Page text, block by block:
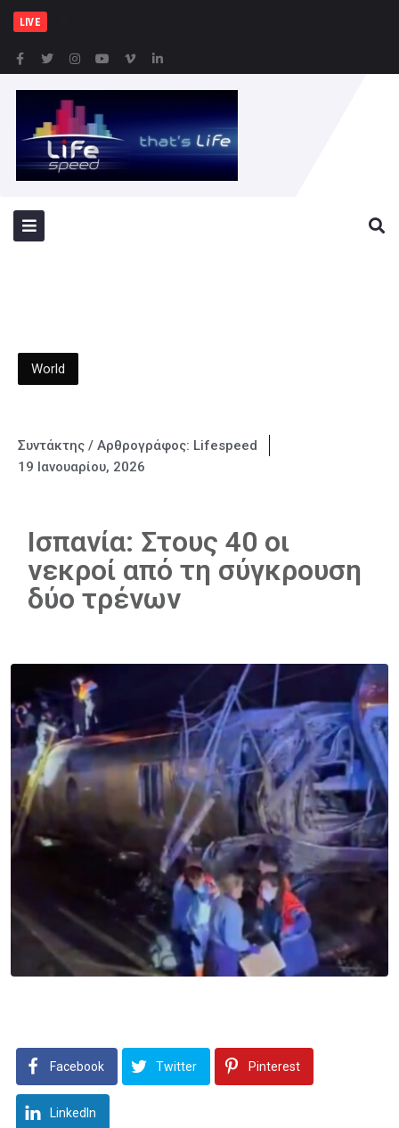
LIVE
World
Συντάκτης / Αρθρογράφος: Lifespeed
19 Ιανουαρίου, 2026
Ισπανία: Στους 40 οι
νεκροί από τη σύγκρουση
δύο τρένων
Facebook Twitter Pinterest
LinkedIn